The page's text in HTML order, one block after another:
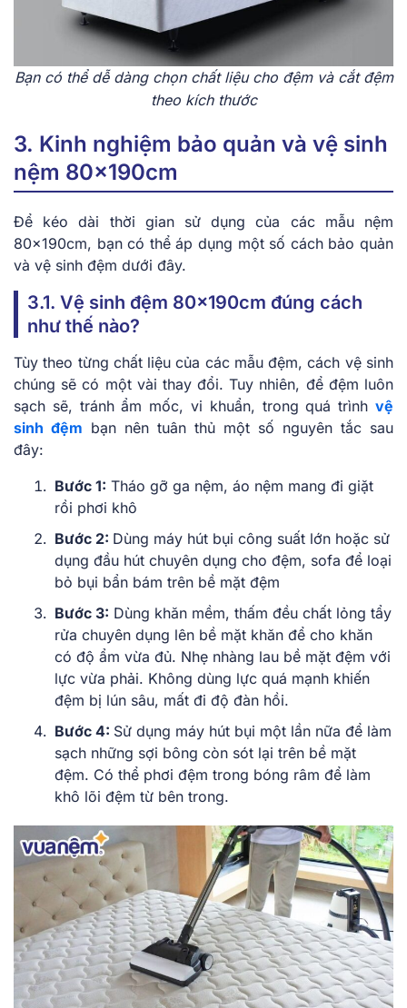
Bạn có thể dễ dàng chọn chất liệu cho đệm và cắt đệm
theo kích thước
3. Kinh nghiệm bảo quản và vệ sinh
nệm 80x190cm
Để kéo dài thời gian sử dụng của các mẫu nệm
80x190cm, bạn có thể áp dụng một số cách bảo quản
và vệ sinh đệm dưới đây.
3.1. Vệ sinh đệm 80x190cm đúng cách
như thế nào?
Tùy theo từng chất liệu của các mẫu đệm, cách vệ sinh
chúng sẽ có một vài thay đổi. Tuy nhiên, để đệm luôn
sạch sẽ, tránh ẩm mốc, vi khuẩn, trong quá trình vệ
sinh đệm bạn nên tuân thủ một số nguyên tắc sau
đây:
Bước 1: Tháo gỡ ga nệm, áo nệm mang đi giặt
rồi phơi khô
Bước 2: Dùng máy hút bụi công suất lớn hoặc sử
dụng đầu hút chuyên dụng cho đệm, sofa để loại
bỏ bụi bẩn bám trên bề mặt đệm
Bước 3: Dùng khăn mềm, thấm đều chất lỏng tẩy
rửa chuyên dụng lên bề mặt khăn để cho khăn
có độ ẩm vừa đủ. Nhẹ nhàng lau bề mặt đệm với
lực vừa phải. Không dùng lực quá mạnh khiến
đệm bị lún sâu, mất đi độ đàn hồi.
Bước 4: Sử dụng máy hút bụi một lần nữa để làm
sạch những sợi bông còn sót lại trên bề mặt
đệm. Có thể phơi đệm trong bóng râm để làm
khô lõi đệm từ bên trong.